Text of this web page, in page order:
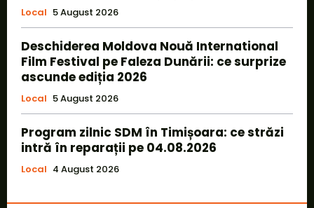
Local 5 August 2026
Deschiderea Moldova Nouă International
Film Festival pe Faleza Dunării: ce surprize
ascunde ediția 2026
Local 5 August 2026
Program zilnic SDM în Timișoara: ce străzi
intră în reparații pe 04.08.2026
Local 4 August 2026